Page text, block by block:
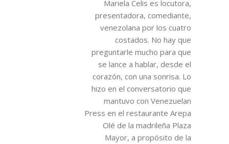
Mariela Celis es locutora,
presentadora, comediante,
venezolana por los cuatro
costados. No hay que
preguntarle mucho para que
se lance a hablar, desde el
corazón, con una sonrisa. Lo
hizo en el conversatorio que
mantuvo con Venezuelan
Press en el restaurante Arepa
Olé de la madrileña Plaza
Mayor, a propósito de la